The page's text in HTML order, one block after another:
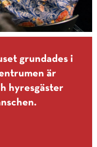
grundades i
är
hyresgäster